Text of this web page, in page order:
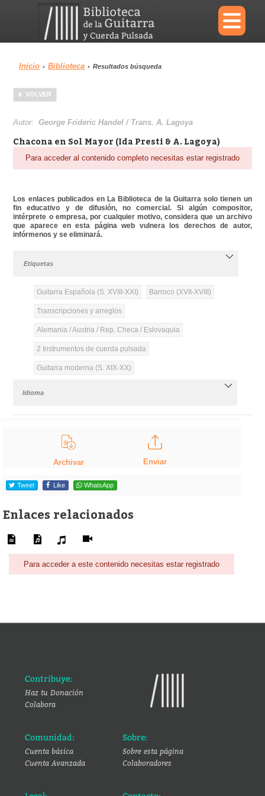
×
Menu
Biblioteca Diccionario
Inicio › Biblioteca › Resultados búsqueda
VOLVER
Autor:George Frideric Handel / Trans. A. Lagoya
Chacona en Sol Mayor (Ida Presti & A. Lagoya)
Para acceder al contenido completo necesitas estar registrado
Los enlaces publicados en La Biblioteca de la Guitarra solo tienen un
fin educativo y de difusión, no comercial. Si algún compositor,
intérprete o empresa, por cualquier motivo, considera que un archivo
que aparece en esta página web vulnera los derechos de autor,
infórmenos y se eliminará.
Etiquetas
Guitarra Española (S. XVIII-XXI) Barroco (XVII-XVIII)
Transcripciones y arreglos
Alemania / Austria / Rep. Checa / Eslovaquia
2 Instrumentos de cuerda pulsada
Guitarra moderna (S. XIX-XX)
Idioma
Archivar Enviar
Tweet Like WhatsApp
Enlaces relacionados
Para acceder a este contenido necesitas estar registrado
Contribuye:
Haz tu Donación
Colabora
Comunidad:
Cuenta básica
Cuenta Avanzada
Sobre:
Sobre esta página
Colaboradores